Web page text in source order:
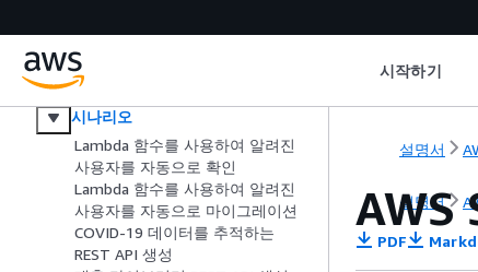
시작하기
AWS KMS
Lambda
기본 사항
시나리오
Lambda 함수를 사용하여 알려진
사용자를 자동으로 확인
Lambda 함수를 사용하여 알려진
사용자를 자동으로 마이그레이션
COVID-19 데이터를 추적하는
REST API 생성
설명서
설명서
AWS
PDF